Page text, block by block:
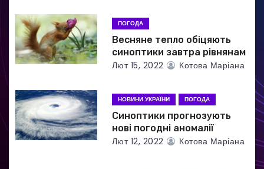
и
с
і
в
ПОГОДА
Весняне тепло обіцяють
синоптики завтра рівнянам
Лют 15, 2022 Котова Маріана
НОВИНИ УКРАЇНИ ПОГОДА
Синоптики прогнозують
нові погодні аномалії
Лют 12, 2022 Котова Маріана